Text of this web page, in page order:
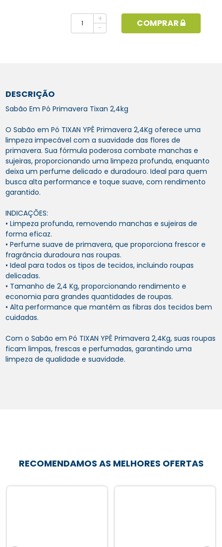
+
-
COMPRAR
DESCRIÇÃO
Sabão Em Pó Primavera Tixan 2,4kg
O Sabão em Pó TIXAN YPÊ Primavera 2,4Kg oferece uma
limpeza impecável com a suavidade das flores de
primavera. Sua fórmula poderosa combate manchas e
sujeiras, proporcionando uma limpeza profunda, enquanto
deixa um perfume delicado e duradouro. Ideal para quem
busca alta performance e toque suave, com rendimento
garantido.
INDICAÇÕES:
• Limpeza profunda, removendo manchas e sujeiras de
forma eficaz.
• Perfume suave de primavera, que proporciona frescor e
fragrância duradoura nas roupas.
• Ideal para todos os tipos de tecidos, incluindo roupas
delicadas.
• Tamanho de 2,4 Kg, proporcionando rendimento e
economia para grandes quantidades de roupas.
• Alta performance que mantém as fibras dos tecidos bem
cuidadas.
Com o Sabão em Pó TIXAN YPÊ Primavera 2,4Kg, suas roupas
ficam limpas, frescas e perfumadas, garantindo uma
limpeza de qualidade e suavidade.
RECOMENDAMOS AS MELHORES OFERTAS